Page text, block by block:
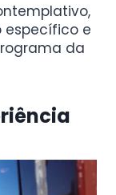
específico e
da